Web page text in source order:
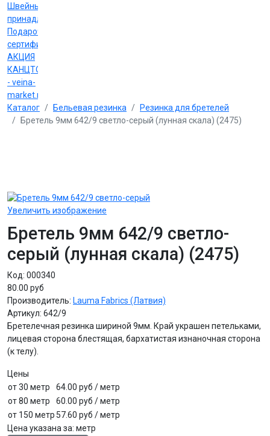
Швейные
принадлежности
Подарочные
сертификаты
АКЦИЯ
КАНЦТОВАРЫ
- veina-
market.ru
Каталог
Бельевая резинка
Резинка для бретелей
Бретель 9мм 642/9 светло-серый (лунная скала) (2475)
Увеличить изображение
Бретель 9мм 642/9 светло-
серый (лунная скала) (2475)
Код: 000340
80.00 руб
Производитель: Lauma Fabrics (Латвия)
Артикул: 642/9
Бретелечная резинка шириной 9мм. Край украшен петельками,
лицевая сторона блестящая, бархатистая изнаночная сторона
(к телу).
Цены
от 30 метр
64.00 руб / метр
от 80 метр
60.00 руб / метр
от 150 метр 57.60 руб / метр
Цена указана за: метр